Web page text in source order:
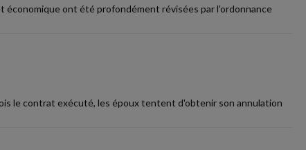
économique ont été profondément révisées par l'ordonnance
le contrat exécuté, les époux tentent d'obtenir son annulation